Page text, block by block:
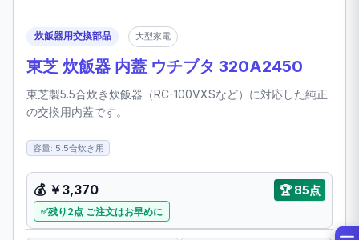
炊飯器用交換部品 大型家電
東芝 炊飯器 内蓋 ウチブタ 320A2450
東芝製5.5合炊き炊飯器（RC-100VXSなど）に対応した純正
の交換用内蓋です。
容量: 5.5合炊き用
💰 ￥3,370 🏆 85点
残り2点 ご注文はお早めに